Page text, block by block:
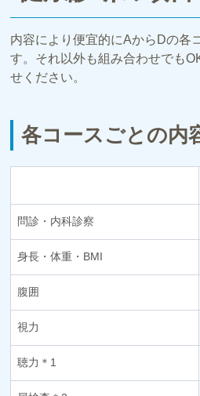
内容により便宜的にAからDの各
す。それ以外も組み合わせでも
せください。
各コースごとの内
問診・内科診察
身長・体重・BMI
腹囲
視力
聴力＊1